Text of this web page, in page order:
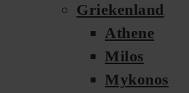
Griekenland
Athene
Milos
Mykonos